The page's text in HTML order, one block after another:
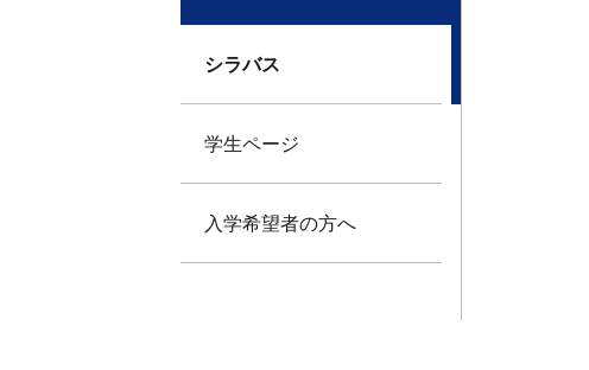
シラバス
学生ページ
入学希望者の方へ